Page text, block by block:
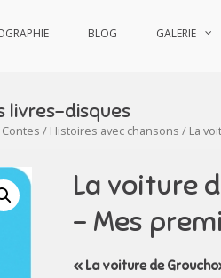
BLOG GALERIE
livres-disques
Contes / Histoires avec chansons / La
La voiture
– Mes
« La voiture de